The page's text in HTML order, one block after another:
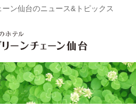
ン仙台のニュース&トピックス